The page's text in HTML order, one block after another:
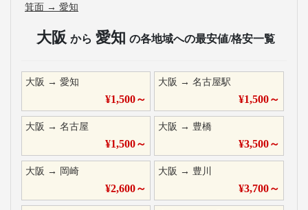
箕面 → 愛知
大阪 から 愛知 の各地域への最安値/格安一覧
大阪 → 愛知
¥1,500～
大阪 →名古屋駅
¥1,500～
大阪 → 名古屋
¥1,500～
大阪 → 豊橋
¥3,500～
大阪 → 岡崎
¥2,600～
大阪 → 豊川
¥3,700～